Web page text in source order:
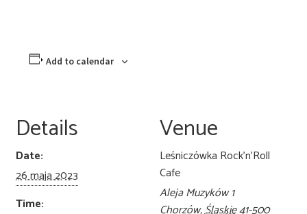
Add to calendar
Details
Date:
26 maja 2023
Time:
Venue
Leśniczówka Rock’n’Roll
Cafe
Aleja Muzyków 1
Chorzów,Śląskie41-500